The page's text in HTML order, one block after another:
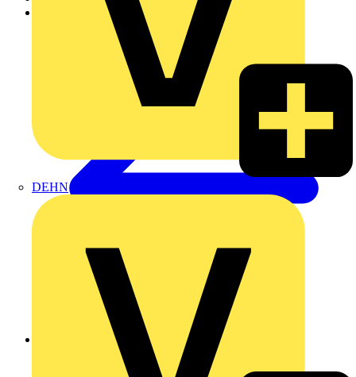
DEHN
Zurück zu Produkte